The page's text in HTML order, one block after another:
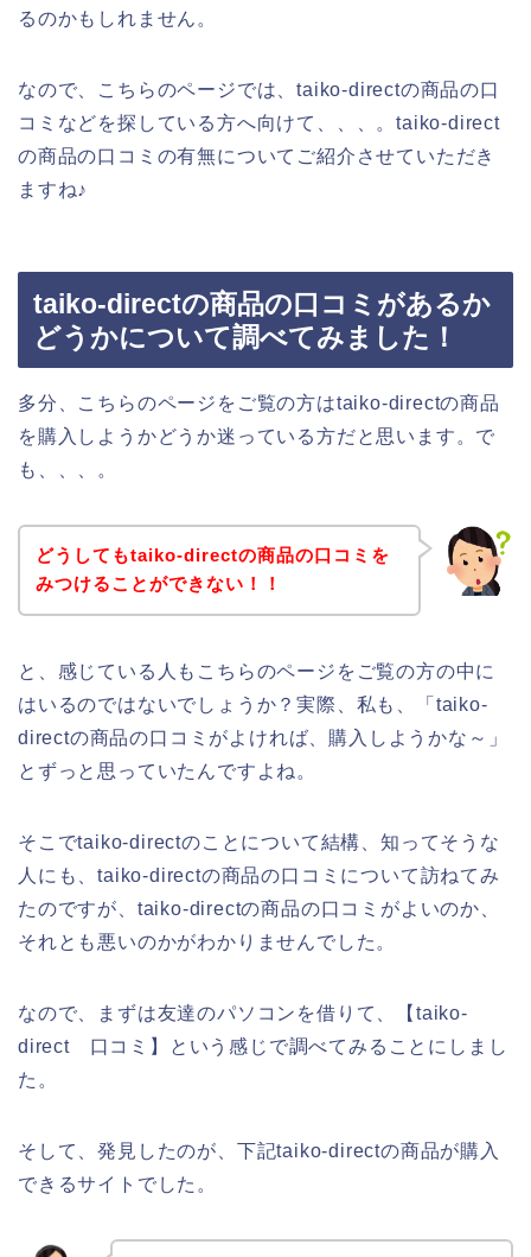
るのかもしれません。
なので、こちらのページでは、taiko-directの商品の口
コミなどを探している方へ向けて、、、。taiko-direct
の商品の口コミの有無についてご紹介させていただき
ますね♪
taiko-directの商品の口コミがあるか
どうかについて調べてみました！
多分、こちらのページをご覧の方はtaiko-directの商品
を購入しようかどうか迷っている方だと思います。で
も、、、。
どうしてもtaiko-directの商品の口コミを
みつけることができない！！
と、感じている人もこちらのページをご覧の方の中に
はいるのではないでしょうか？実際、私も、「taiko-
directの商品の口コミがよければ、購入しようかな～」
とずっと思っていたんですよね。
そこでtaiko-directのことについて結構、知ってそうな
人にも、taiko-directの商品の口コミについて訪ねてみ
たのですが、taiko-directの商品の口コミがよいのか、
それとも悪いのかがわかりませんでした。
なので、まずは友達のパソコンを借りて、【taiko-
direct 口コミ】という感じで調べてみることにしまし
た。
そして、発見したのが、下記taiko-directの商品が購入
できるサイトでした。